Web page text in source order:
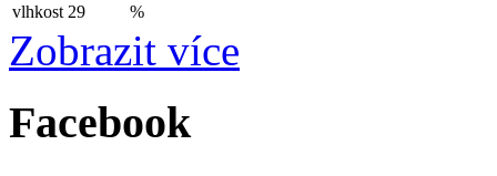
vlhkost 29 %
Zobrazit více
Facebook